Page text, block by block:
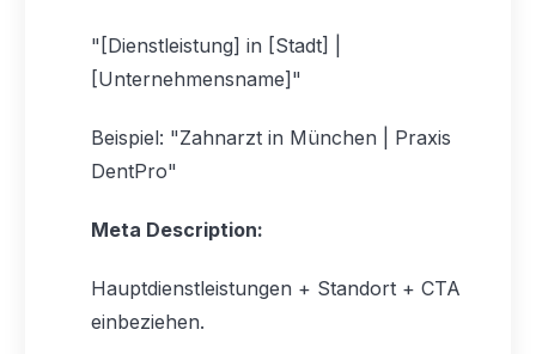
"[Dienstleistung] in [Stadt] |
[Unternehmensname]"
Beispiel: "Zahnarzt in München | Praxis
DentPro"
Meta Description:
Hauptdienstleistungen + Standort + CTA
einbeziehen.